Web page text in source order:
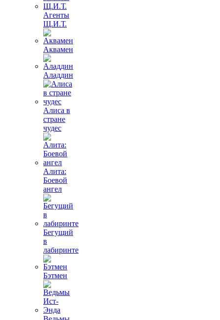
Агенты
Щ.И.Т.
Аквамен
Аладдин
Алиса в
стране
чудес
Алита:
Боевой
ангел
Бегущий
в
лабиринте
Бэтмен